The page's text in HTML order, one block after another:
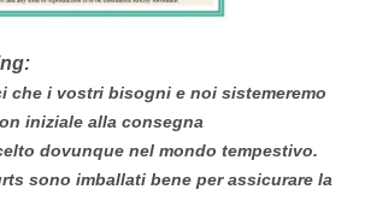
che i vostri bisogni e noi sistemeremo
iniziale alla consegna
dovunque nel mondo tempestivo.
sono imballati bene per assicurare la